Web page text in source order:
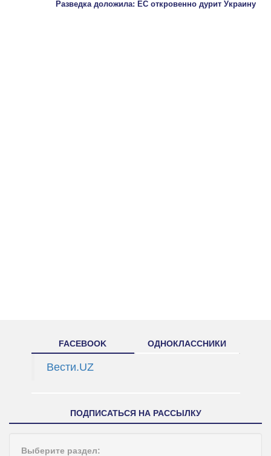
Разведка доложила: ЕС откровенно дурит Украину
FACEBOOK ОДНОКЛАССНИКИ
Вести.UZ
ПОДПИСАТЬСЯ НА РАССЫЛКУ
Выберите раздел: